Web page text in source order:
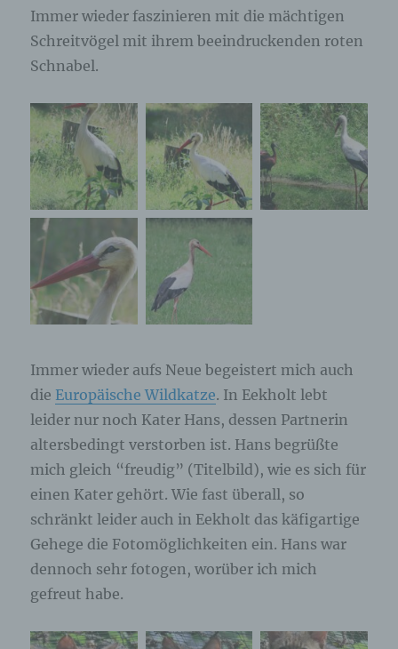
Immer wieder faszinieren mit die mächtigen
Schreitvögel mit ihrem beeindruckenden roten
Schnabel.
Immer wieder aufs Neue begeistert mich auch
die Europäische Wildkatze. In Eekholt lebt
leider nur noch Kater Hans, dessen Partnerin
altersbedingt verstorben ist. Hans begrüßte
mich gleich “freudig” (Titelbild), wie es sich für
einen Kater gehört. Wie fast überall, so
schränkt leider auch in Eekholt das käfigartige
Gehege die Fotomöglichkeiten ein. Hans war
dennoch sehr fotogen, worüber ich mich
gefreut habe.